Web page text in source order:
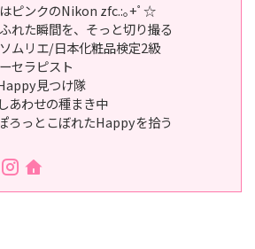
ピンクのNikon zfc.:｡+ﾟ☆
れた瞬間を、そっと切り撮る
ムリエ/日本化粧品検定2級
セラピスト
見つけ隊
あわせの種まき中
ろっとこぼれたHappyを拾う